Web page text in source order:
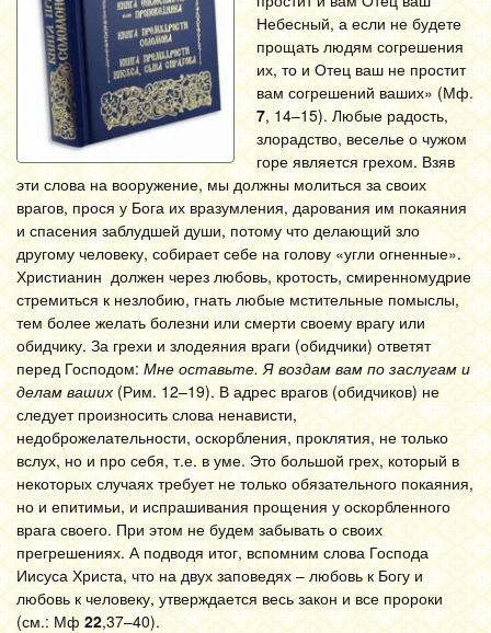
Небесный, а если не будете
прощать людям согрешения
их, то и Отец ваш не простит
вам согрешений ваших» (Мф.
7, 14–15). Любые радость,
злорадство, веселье о чужом
горе является грехом. Взяв
эти слова на вооружение, мы должны молиться за своих
врагов, прося у Бога их вразумления, дарования им покаяния
и спасения заблудшей души, потому что делающий зло
другому человеку, собирает себе на голову «угли огненные».
Христианин должен через любовь, кротость, смиренномудрие
стремиться к незлобию, гнать любые мстительные помыслы,
тем более желать болезни или смерти своему врагу или
обидчику. За грехи и злодеяния враги (обидчики) ответят
перед Господом:Мне оставьте. Я воздам вам по заслугам и
делам ваших (Рим. 12–19). В адрес врагов (обидчиков) не
следует произносить слова ненависти,
недоброжелательности, оскорбления, проклятия, не только
вслух, но и про себя, т.е. в уме. Это большой грех, который в
некоторых случаях требует не только обязательного покаяния,
но и епитимьи, и испрашивания прощения у оскорбленного
врага своего. При этом не будем забывать о своих
прегрешениях. А подводя итог, вспомним слова Господа
Иисуса Христа, что на двух заповедях – любовь к Богу и
любовь к человеку, утверждается весь закон и все пророки
(см.: Мф 22,37–40).